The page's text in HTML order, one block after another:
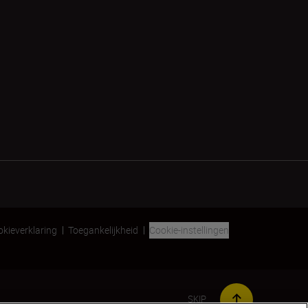
Toegankelijkheid
Cookie-instellingen
SKIP